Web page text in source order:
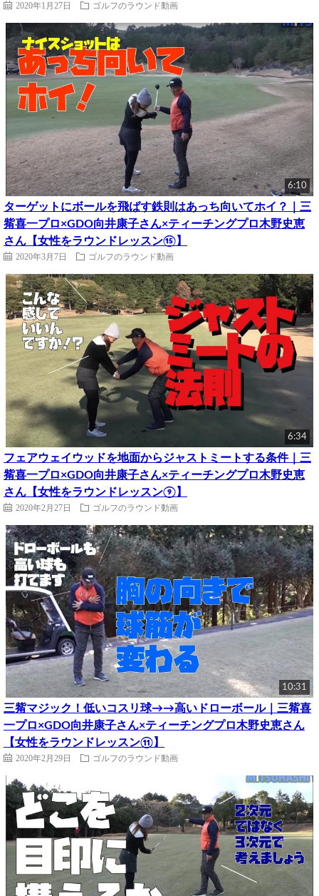
2020年1月27日 ゴルフのラウンド動画
6:10
ターゲットにボールを飛ばす鉄則はあっち向いてホイ？｜三
觜喜一プロ×GDO向井康子さん×ティーチングプロ木野史恵
さん【女性をラウンドレッスン⑮】
2020年3月7日 ゴルフのラウンド動画
6:34
フェアウェイウッドを地面からジャストミートする条件｜三
觜喜一プロ×GDO向井康子さん×ティーチングプロ木野史恵
さん【女性をラウンドレッスン⑨】
2020年2月27日 ゴルフのラウンド動画
10:31
三觜マジック！低いコスリ球→→高いドローボール｜三觜喜
一プロ×GDO向井康子さん×ティーチングプロ木野史恵さん
【女性をラウンドレッスン⑪】
2020年2月29日 ゴルフのラウンド動画